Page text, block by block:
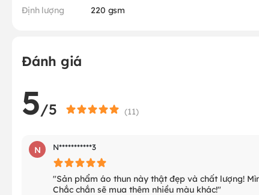
Định lượng
220 gsm
Đánh giá
5/5 (11)
N N***********3
"Sản phẩm áo thun này thật đẹp và chất lượng!
Chắc chắn sẽ mua thêm nhiều màu khác!"